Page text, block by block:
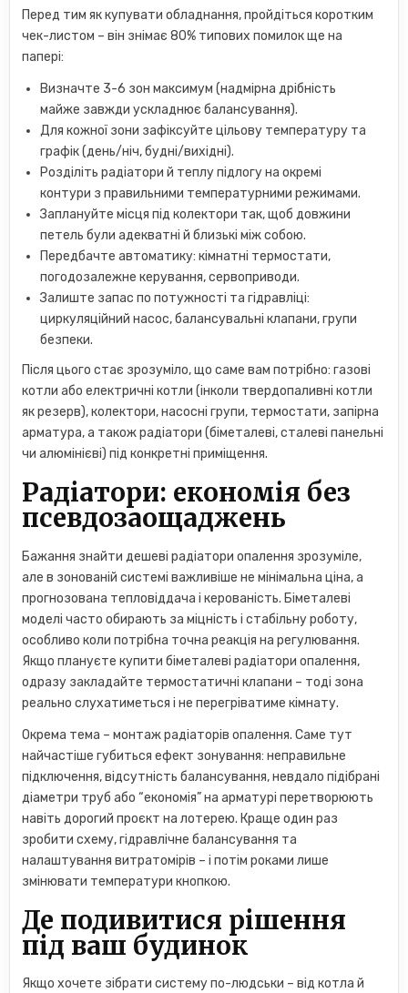
Перед тим як купувати обладнання, пройдіться коротким
чек-листом – він знімає 80% типових помилок ще на
папері:
Визначте 3-6 зон максимум (надмірна дрібність
майже завжди ускладнює балансування).
Для кожної зони зафіксуйте цільову температуру та
графік (день/ніч, будні/вихідні).
Розділіть радіатори й теплу підлогу на окремі
контури з правильними температурними режимами.
Заплануйте місця під колектори так, щоб довжини
петель були адекватні й близькі між собою.
Передбачте автоматику: кімнатні термостати,
погодозалежне керування, сервоприводи.
Залиште запас по потужності та гідравліці:
циркуляційний насос, балансувальні клапани, групи
безпеки.
Після цього стає зрозуміло, що саме вам потрібно: газові
котли або електричні котли (інколи твердопаливні котли
як резерв), колектори, насосні групи, термостати, запірна
арматура, а також радіатори (біметалеві, сталеві панельні
чи алюмінієві) під конкретні приміщення.
Радіатори: економія без
псевдозаощаджень
Бажання знайти дешеві радіатори опалення зрозуміле,
але в зонованій системі важливіше не мінімальна ціна, а
прогнозована тепловіддача і керованість. Біметалеві
моделі часто обирають за міцність і стабільну роботу,
особливо коли потрібна точна реакція на регулювання.
Якщо плануєте купити біметалеві радіатори опалення,
одразу закладайте термостатичні клапани – тоді зона
реально слухатиметься і не перегріватиме кімнату.
Окрема тема – монтаж радіаторів опалення. Саме тут
найчастіше губиться ефект зонування: неправильне
підключення, відсутність балансування, невдало підібрані
діаметри труб або “економія” на арматурі перетворюють
навіть дорогий проєкт на лотерею. Краще один раз
зробити схему, гідравлічне балансування та
налаштування витратомірів – і потім роками лише
змінювати температури кнопкою.
Де подивитися рішення
під ваш будинок
Якщо хочете зібрати систему по-людськи – від котла й